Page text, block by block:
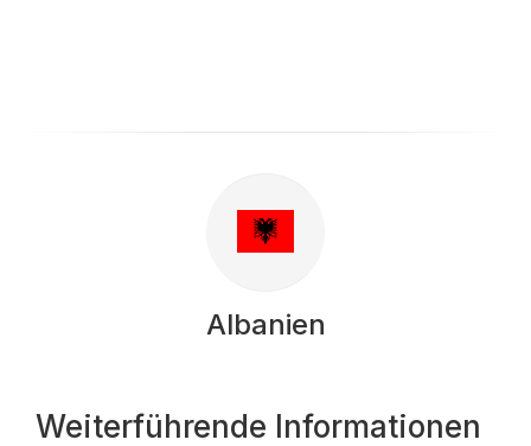
Albanien
Weiterführende Informationen